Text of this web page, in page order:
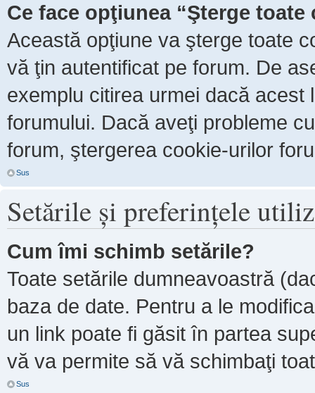
Ce face opţiunea “Şterge
Această opţiune va şterge toate
vă ţin autentificat pe forum. De
exemplu citirea urmei dacă
forumului. Dacă aveţi probleme
forum, ştergerea cookie-urilor
Sus
Setările şi preferinţele
Cum îmi schimb setările?
Toate setările dumneavoastră
baza de date. Pentru a le
un link poate fi găsit în partea
vă va permite să vă schimbaţi
Sus